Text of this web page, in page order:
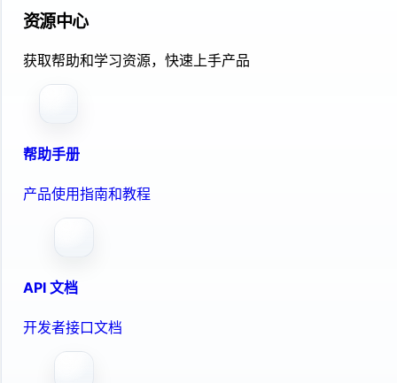
资源中心
获取帮助和学习资源，快速上手产品
帮助手册
产品使用指南和教程
API 文档
开发者接口文档